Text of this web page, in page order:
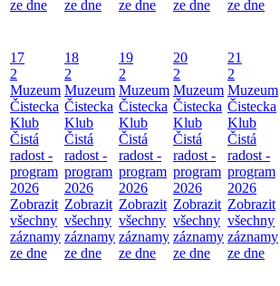
ze dne
ze dne
ze dne
ze dne
ze dne
17
2
Muzeum
Čistecka
Klub
Čistá
radost -
program
2026
Zobrazit
všechny
záznamy
ze dne
18
2
Muzeum
Čistecka
Klub
Čistá
radost -
program
2026
Zobrazit
všechny
záznamy
ze dne
19
2
Muzeum
Čistecka
Klub
Čistá
radost -
program
2026
Zobrazit
všechny
záznamy
ze dne
20
2
Muzeum
Čistecka
Klub
Čistá
radost -
program
2026
Zobrazit
všechny
záznamy
ze dne
21
2
Muzeum
Čistecka
Klub
Čistá
radost -
program
2026
Zobrazit
všechny
záznamy
ze dne